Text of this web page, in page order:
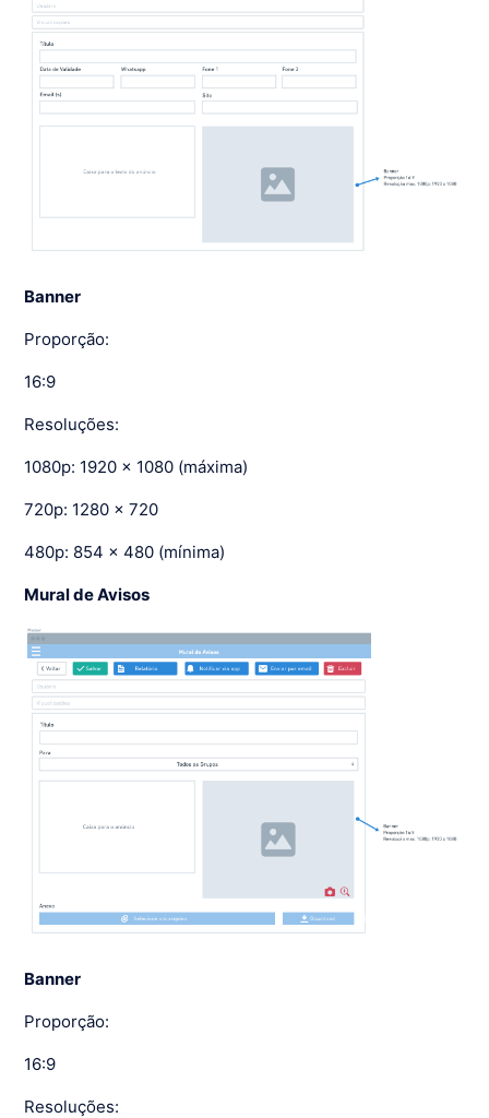
Banner
Proporção:
16:9
Resoluções:
1080p: 1920 x 1080 (máxima)
720p: 1280 x 720
480p: 854 x 480 (mínima)
Mural de Avisos
Banner
Proporção:
16:9
Resoluções: